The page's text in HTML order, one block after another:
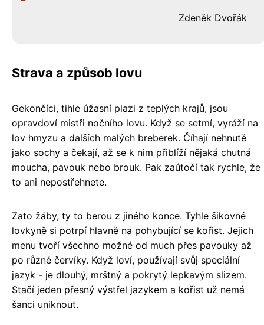
Zdeněk Dvořák
Strava a způsob lovu
Gekončíci, tihle úžasní plazi z teplých krajů, jsou
opravdoví mistři nočního lovu. Když se setmí, vyráží na
lov hmyzu a dalších malých breberek. Číhají nehnutě
jako sochy a čekají, až se k nim přiblíží nějaká chutná
moucha, pavouk nebo brouk. Pak zaútočí tak rychle, že
to ani nepostřehnete.
Zato žáby, ty to berou z jiného konce. Tyhle šikovné
lovkyně si potrpí hlavně na pohybující se kořist. Jejich
menu tvoří všechno možné od much přes pavouky až
po různé červíky. Když loví, používají svůj speciální
jazyk - je dlouhý, mrštný a pokrytý lepkavým slizem.
Stačí jeden přesný výstřel jazykem a kořist už nemá
šanci uniknout.